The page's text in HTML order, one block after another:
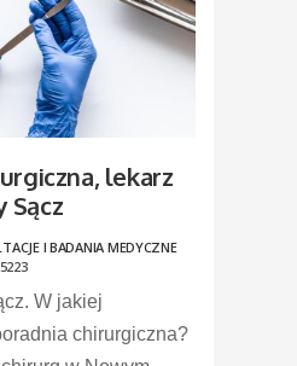
lekarz
Sącz
I BADANIA MEDYCZNE
W jakiej
chirurgiczna?